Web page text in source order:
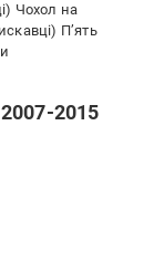
Чохол на
П’ять
2015